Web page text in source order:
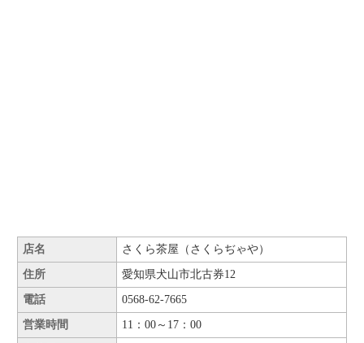
店名 さくら茶屋（さくらぢゃや）
住所 愛知県犬山市北古券12
電話 0568-62-7665
営業時間 11：00～17：00